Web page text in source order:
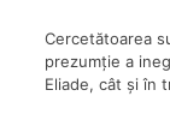
Cercetătoarea
prezumție a
Eliade, cât și în